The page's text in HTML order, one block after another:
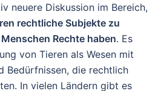
neuere Diskussion im Bereich,
rechtliche Subjekte zu
Rechte haben. Es
von Tieren als Wesen mit
Bedürfnissen, die rechtlich
In vielen Ländern gibt es